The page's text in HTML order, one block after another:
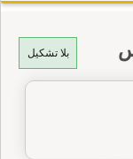
بلا تشكيل